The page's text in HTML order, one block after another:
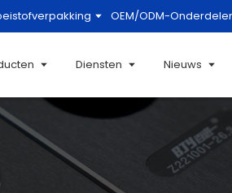
OEM/ODM-
Diensten Nieuws